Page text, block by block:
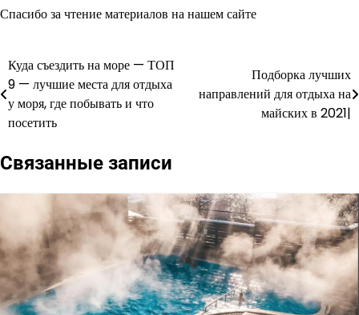
Спасибо за чтение материалов на нашем сайте
Навигация
по
записям
Куда съездить на море — ТОП
9 — лучшие места для отдыха
у моря, где побывать и что
посетить
Подборка лучших
направлений для отдыха на
майских в 2021|
Связанные записи